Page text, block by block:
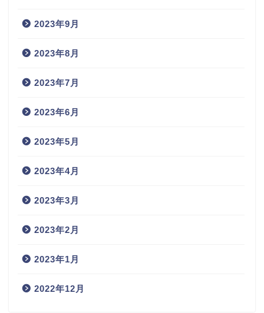
2023年9月
2023年8月
2023年7月
2023年6月
2023年5月
2023年4月
2023年3月
2023年2月
2023年1月
2022年12月